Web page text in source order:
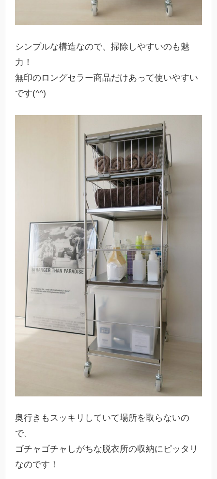
シンプルな構造なので、掃除しやすいのも魅
力！
無印のロングセラー商品だけあって使いやすい
です(^^)
奥行きもスッキリしていて場所を取らないの
で、
ゴチャゴチャしがちな脱衣所の収納にピッタリ
なのです！